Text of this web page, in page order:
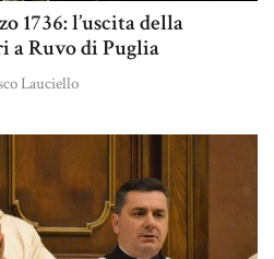
1736: l’uscita della
a Ruvo di Puglia
Lauciello